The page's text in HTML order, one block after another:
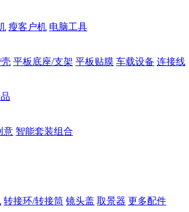
瘦客户机 电脑工具
平板底座/支架 平板贴膜 车载设备 连接线
意 智能套装组合
转接环/转接筒 镜头盖 取景器 更多配件